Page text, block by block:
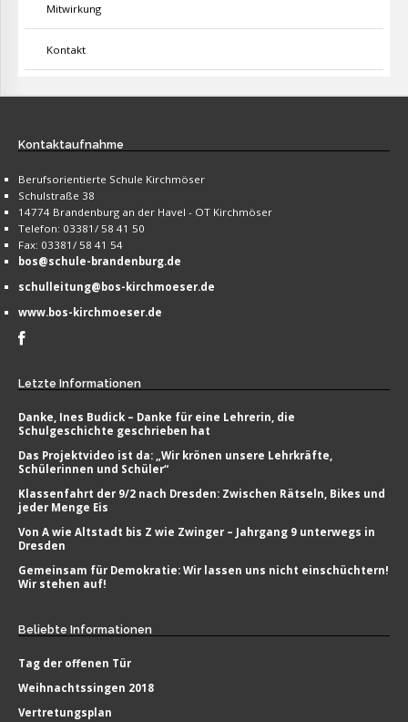
Mitwirkung
Kontakt
Kontaktaufnahme
Berufsorientierte Schule Kirchmöser
Schulstraße 38
14774 Brandenburg an der Havel - OT Kirchmöser
Telefon: 03381/ 58 41 50
Fax: 03381/ 58 41 54
bos@schule-brandenburg.de
schulleitung@bos-kirchmoeser.de
www.bos-kirchmoeser.de
Letzte Informationen
Danke, Ines Budick – Danke für eine Lehrerin, die
Schulgeschichte geschrieben hat
Das Projektvideo ist da: „Wir krönen unsere Lehrkräfte,
Schülerinnen und Schüler“
Klassenfahrt der 9/2 nach Dresden: Zwischen Rätseln, Bikes und
jeder Menge Eis
Von A wie Altstadt bis Z wie Zwinger – Jahrgang 9 unterwegs in
Dresden
Gemeinsam für Demokratie: Wir lassen uns nicht einschüchtern!
Wir stehen auf!
Beliebte Informationen
Tag der offenen Tür
Weihnachtssingen 2018
Vertretungsplan